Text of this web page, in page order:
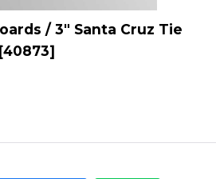
/ 3" Santa Cruz Tie
[40873]